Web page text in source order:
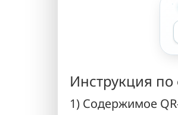
Инструкция
1) Содержимое